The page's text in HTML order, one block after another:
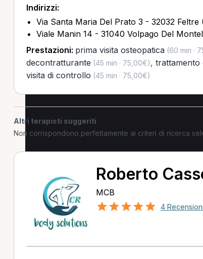
Indirizzi:
Via Santa Maria Del Prato 3 - 32032 Feltre
Viale Manin 14 - 31040 Volpago Del
Prestazioni: prima visita osteopatica(60 min ·
decontratturante (45 min · 75,00€), trattamento
visita di controllo (45 min · 75,00€)
Altri terapisti suggeriti
Non corrispondono perfettamente ai criteri di ricerca
Roberto
MCB
4 Recensioni